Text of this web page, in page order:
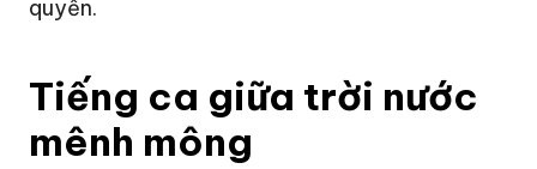
quyển.
Tiếng ca giữa trời nước
mênh mông